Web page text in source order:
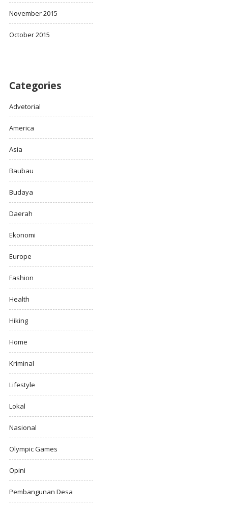
November 2015
October 2015
Categories
Advetorial
America
Asia
Baubau
Budaya
Daerah
Ekonomi
Europe
Fashion
Health
Hiking
Home
Kriminal
Lifestyle
Lokal
Nasional
Olympic Games
Opini
Pembangunan Desa